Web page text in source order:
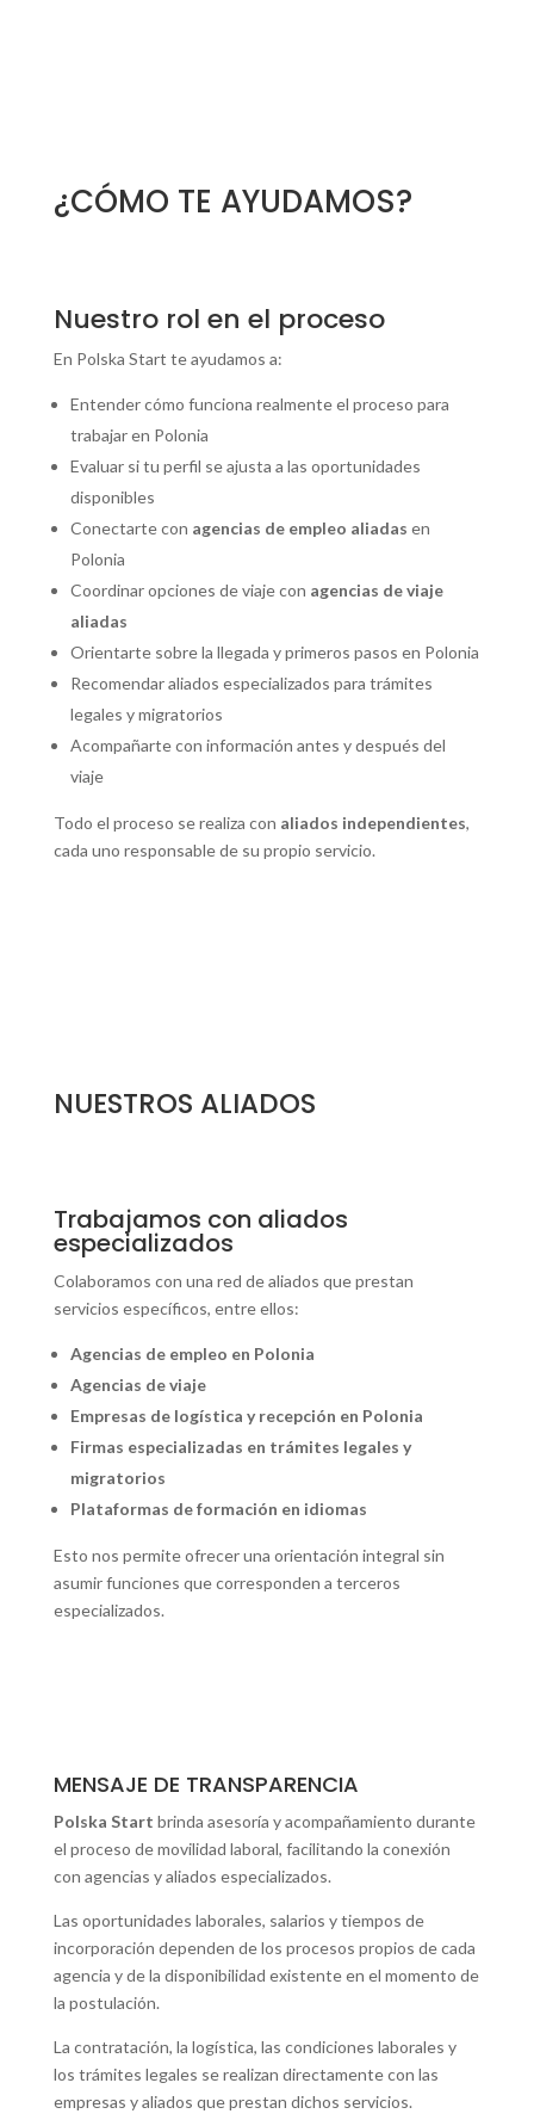
¿CÓMO TE AYUDAMOS?
Nuestro rol en el proceso
En Polska Start te ayudamos a:
Entender cómo funciona realmente el proceso para
trabajar en Polonia
Evaluar si tu perfil se ajusta a las oportunidades
disponibles
Conectarte con agencias de empleo aliadas en
Polonia
Coordinar opciones de viaje con agencias de viaje
aliadas
Orientarte sobre la llegada y primeros pasos en Polonia
Recomendar aliados especializados para trámites
legales y migratorios
Acompañarte con información antes y después del
viaje
Todo el proceso se realiza con aliados independientes,
cada uno responsable de su propio servicio.
NUESTROS ALIADOS
Trabajamos con aliados
especializados
Colaboramos con una red de aliados que prestan
servicios específicos, entre ellos:
Agencias de empleo en Polonia
Agencias de viaje
Empresas de logística y recepción en Polonia
Firmas especializadas en trámites legales y
migratorios
Plataformas de formación en idiomas
Esto nos permite ofrecer una orientación integral sin
asumir funciones que corresponden a terceros
especializados.
MENSAJE DE TRANSPARENCIA
Polska Start brinda asesoría y acompañamiento durante
el proceso de movilidad laboral, facilitando la conexión
con agencias y aliados especializados.
Las oportunidades laborales, salarios y tiempos de
incorporación dependen de los procesos propios de cada
agencia y de la disponibilidad existente en el momento de
la postulación.
La contratación, la logística, las condiciones laborales y
los trámites legales se realizan directamente con las
empresas y aliados que prestan dichos servicios.